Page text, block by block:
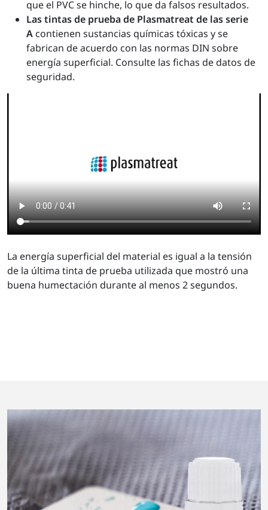
que el PVC se hinche, lo que da falsos resultados.
Las tintas de prueba de Plasmatreat de las serie
A contienen sustancias químicas tóxicas y se
fabrican de acuerdo con las normas DIN sobre
energía superficial. Consulte las fichas de datos de
seguridad.
La energía superficial del material es igual a la tensión
de la última tinta de prueba utilizada que mostró una
buena humectación durante al menos 2 segundos.